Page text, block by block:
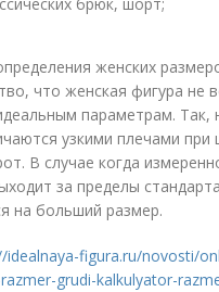
женских
что женская фигура не
параметрам. Так,
узкими плечами при
В случае когда
за пределы
на больший размер.
idealnaya-figura.ru/novosti/
grudi-kalkulyator-